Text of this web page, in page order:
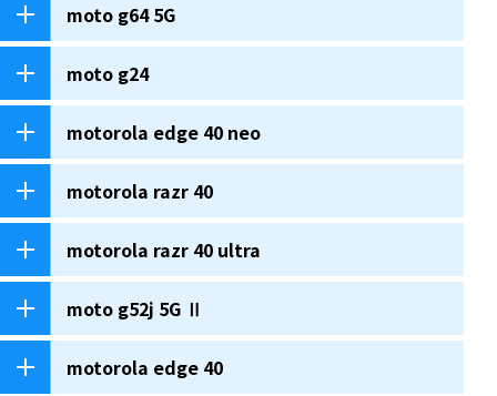
moto g64 5G
moto g24
motorola edge 40 neo
motorola razr 40
motorola razr 40 ultra
moto g52j 5G Ⅱ
motorola edge 40